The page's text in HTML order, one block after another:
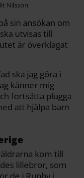
Nilsson
sin ansökan om
utvisas till
är överklagat
ska jag göra i
känner mig
fortsätta plugga
att hjälpa barn
kom till
lillebror, som